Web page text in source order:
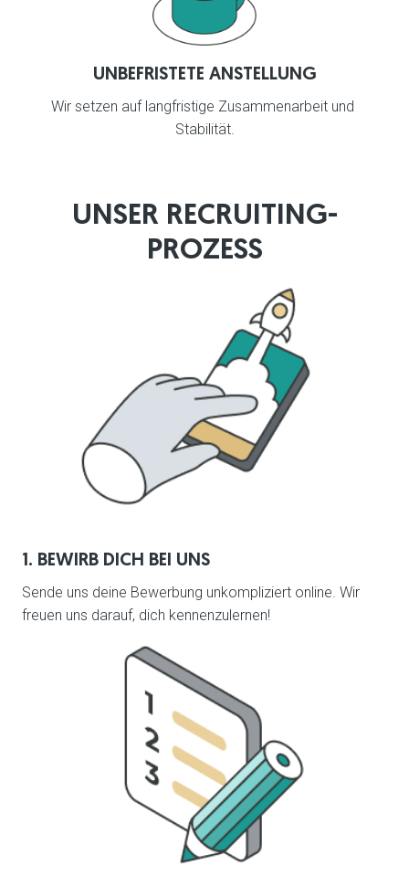
UNBEFRISTETE ANSTELLUNG
Wir setzen auf langfristige Zusammenarbeit und
Stabilität.
UNSER RECRUITING-
PROZESS
1. BEWIRB DICH BEI UNS
Sende uns deine Bewerbung unkompliziert online. Wir
freuen uns darauf, dich kennenzulernen!